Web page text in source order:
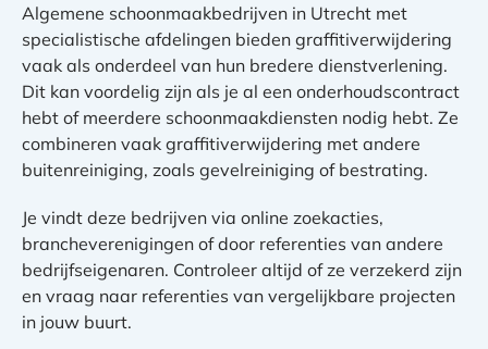
Algemene schoonmaakbedrijven in Utrecht met
specialistische afdelingen bieden graffitiverwijdering
vaak als onderdeel van hun bredere dienstverlening.
Dit kan voordelig zijn als je al een onderhoudscontract
hebt of meerdere schoonmaakdiensten nodig hebt. Ze
combineren vaak graffitiverwijdering met andere
buitenreiniging, zoals gevelreiniging of bestrating.
Je vindt deze bedrijven via online zoekacties,
brancheverenigingen of door referenties van andere
bedrijfseigenaren. Controleer altijd of ze verzekerd zijn
en vraag naar referenties van vergelijkbare projecten
in jouw buurt.